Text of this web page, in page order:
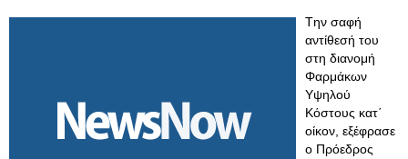
Tην σαφή
αντίθεσή του
στη διανομή
Φαρμάκων
Υψηλού
Κόστους κατ΄
οίκον, εξέφρασε
ο Πρόεδρος